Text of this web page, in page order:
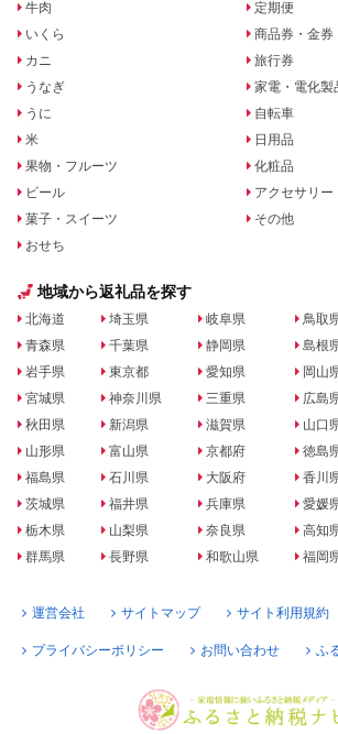
牛肉
いくら
カニ
うなぎ
うに
米
果物・フルーツ
ビール
菓子・スイーツ
おせち
定期便
商品券・金券
旅行券
家電・電化製
自転車
日用品
化粧品
アクセサリー
その他
地域から返礼品を探す
北海道
青森県
岩手県
宮城県
秋田県
山形県
福島県
茨城県
栃木県
群馬県
埼玉県
千葉県
東京都
神奈川県
新潟県
富山県
石川県
福井県
山梨県
長野県
岐阜県
静岡県
愛知県
三重県
滋賀県
京都府
大阪府
兵庫県
奈良県
和歌山県
鳥取
島根
岡山
広島
山口
徳島
香川
愛媛
高知
福岡
運営会社 サイトマップ サイト利用規約
プライバシーポリシー お問い合わせ ふ